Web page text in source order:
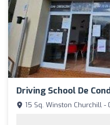
Driving School De
15 Sq. Winston Churchill -